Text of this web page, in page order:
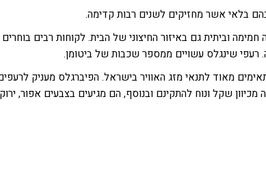
בלאי אשר מחזיקים לשנים רבות קדימה.
וביתית גם באיזור החיצוני של הבית. לקוחות רבים בוחרים
רעפי שינגלס עשויים ממספר שכבות של ביטומן.
מאוד לתנאי מזג האוויר בישראל. הפיברגלס מעניק
שקל ונוח להתקינם ובנוסף, הם מגיעים בצבעים אפור,